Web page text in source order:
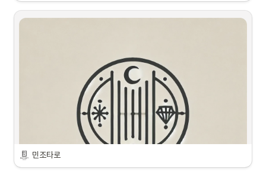
어떤 이야기든 좋아요.
  도시타로 상담 링크
도시타로 on Openprofile
도시타로의 짧은 이야기
민조타로